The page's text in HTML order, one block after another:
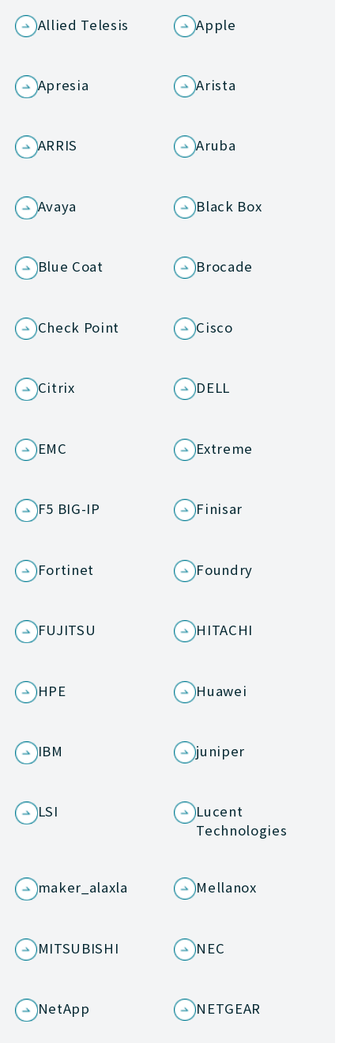
Allied Telesis Apple
Apresia Arista
ARRIS Aruba
Avaya Black Box
Blue Coat Brocade
Check Point Cisco
Citrix DELL
EMC Extreme
F5 BIG-IP Finisar
Fortinet Foundry
FUJITSU HITACHI
HPE Huawei
IBM juniper
LSI
Lucent
Technologies
maker_alaxla Mellanox
MITSUBISHI NEC
NetApp NETGEAR